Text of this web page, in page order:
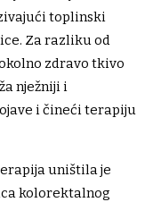
toplinski
Za razliku od
zdravo tkivo
nježniji i
i čineći terapiju
uništila je
kolorektalnog